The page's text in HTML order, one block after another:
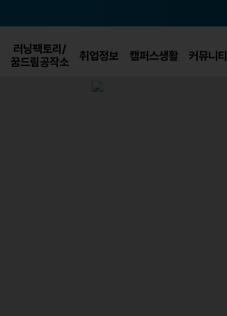
러닝팩토리/
꿈드림공작소
취업정보 캠퍼스생활 커뮤니티